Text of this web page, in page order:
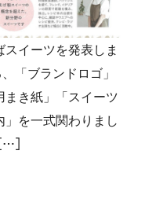
イーツを発表しま
「ブランドロゴ」
まき紙」「スイーツ
を一式関わりまし